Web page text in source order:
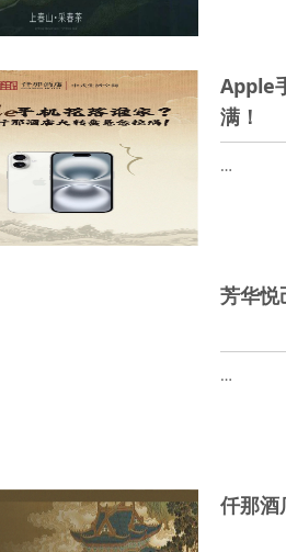
Apple
满！
…
芳华悦
…
仟那酒